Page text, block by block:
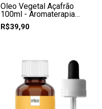
Óleo Vegetal Açafrão
100ml - Aromaterapia
Natural e Puro
R$39,90